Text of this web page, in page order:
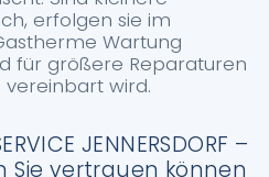
erfolgen sie im
Wartung
für größere Reparaturen
vereinbart wird.
JENNERSDORF –
Sie vertrauen können